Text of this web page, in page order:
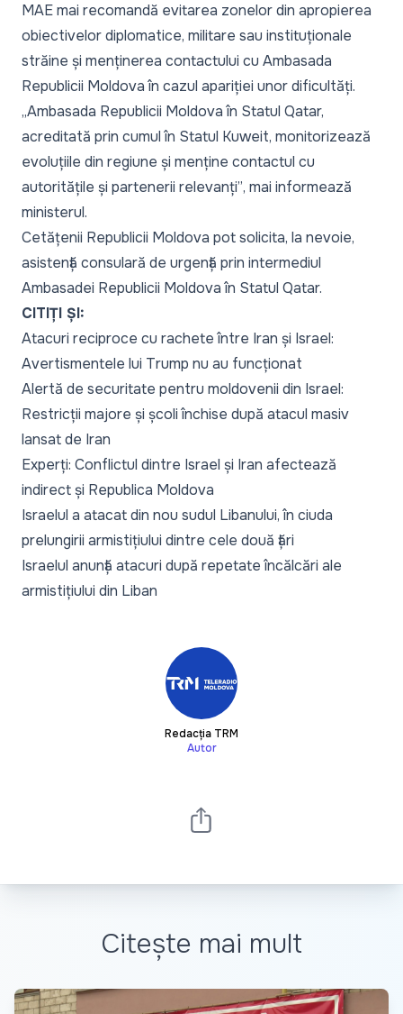
MAE mai recomandă evitarea zonelor din apropierea
obiectivelor diplomatice, militare sau instituționale
străine și menținerea contactului cu Ambasada
Republicii Moldova în cazul apariției unor dificultăți.
„Ambasada Republicii Moldova în Statul Qatar,
acreditată prin cumul în Statul Kuweit, monitorizează
evoluțiile din regiune și menține contactul cu
autoritățile și partenerii relevanți”, mai informează
ministerul.
Cetățenii Republicii Moldova pot solicita, la nevoie,
asistență consulară de urgență prin intermediul
Ambasadei Republicii Moldova în Statul Qatar.
CITIȚI ȘI:
Atacuri reciproce cu rachete între Iran și Israel:
Avertismentele lui Trump nu au funcționat
Alertă de securitate pentru moldovenii din Israel:
Restricții majore și școli închise după atacul masiv
lansat de Iran
Experți: Conflictul dintre Israel și Iran afectează
indirect și Republica Moldova
Israelul a atacat din nou sudul Libanului, în ciuda
prelungirii armistițiului dintre cele două țări
Israelul anunță atacuri după repetate încălcări ale
armistițiului din Liban
Redacția TRM
Autor
Citește mai mult